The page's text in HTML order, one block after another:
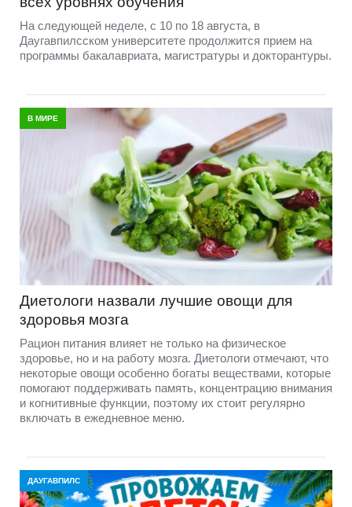
На следующей неделе, с 10 по 18 августа, в
Даугавпилсском университете продолжится прием на
программы бакалавриата, магистратуры и докторантуры.
В МИРЕ
Диетологи назвали лучшие овощи для
здоровья мозга
Рацион питания влияет не только на физическое
здоровье, но и на работу мозга. Диетологи отмечают, что
некоторые овощи особенно богаты веществами, которые
помогают поддерживать память, концентрацию внимания
и когнитивные функции, поэтому их стоит регулярно
включать в ежедневное меню.
ДАУГАВПИЛС